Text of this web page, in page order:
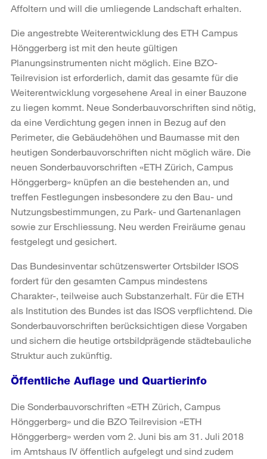
Affoltern und will die umliegende Landschaft erhalten.
Die angestrebte Weiterentwicklung des ETH Campus
Hönggerberg ist mit den heute gültigen
Planungsinstrumenten nicht möglich. Eine BZO-
Teilrevision ist erforderlich, damit das gesamte für die
Weiterentwicklung vorgesehene Areal in einer Bauzone
zu liegen kommt. Neue Sonderbauvorschriften sind nötig,
da eine Verdichtung gegen innen in Bezug auf den
Perimeter, die Gebäudehöhen und Baumasse mit den
heutigen Sonderbauvorschriften nicht möglich wäre. Die
neuen Sonderbauvorschriften «ETH Zürich, Campus
Hönggerberg» knüpfen an die bestehenden an, und
treffen Festlegungen insbesondere zu den Bau- und
Nutzungsbestimmungen, zu Park- und Gartenanlagen
sowie zur Erschliessung. Neu werden Freiräume genau
festgelegt und gesichert.
Das Bundesinventar schützenswerter Ortsbilder ISOS
fordert für den gesamten Campus mindestens
Charakter-, teilweise auch Substanzerhalt. Für die ETH
als Institution des Bundes ist das ISOS verpflichtend. Die
Sonderbauvorschriften berücksichtigen diese Vorgaben
und sichern die heutige ortsbildprägende städtebauliche
Struktur auch zukünftig.
Öffentliche Auflage und Quartierinfo
Die Sonderbauvorschriften «ETH Zürich, Campus
Hönggerberg» und die BZO Teilrevision «ETH
Hönggerberg» werden vom 2. Juni bis am 31. Juli 2018
im Amtshaus IV öffentlich aufgelegt und sind zudem